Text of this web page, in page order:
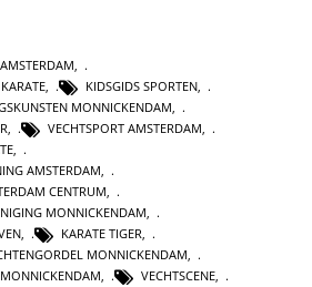
KIDSGIDS SPORTEN
MONNICKENDAM
VECHTSPORT AMSTERDAM
AMSTERDAM
CENTRUM
MONNICKENDAM,
, KARATE TIGER,
MONNICKENDAM,
, VECHTSCENE,